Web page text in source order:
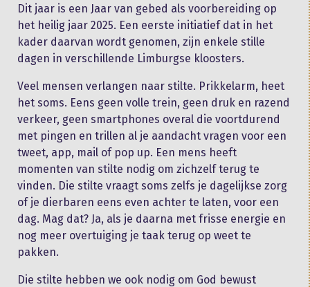
Dit jaar is een Jaar van gebed als voorbereiding op
het heilig jaar 2025. Een eerste initiatief dat in het
kader daarvan wordt genomen, zijn enkele stille
dagen in verschillende Limburgse kloosters.
Veel mensen verlangen naar stilte. Prikkelarm, heet
het soms. Eens geen volle trein, geen druk en razend
verkeer, geen smartphones overal die voortdurend
met pingen en trillen al je aandacht vragen voor een
tweet, app, mail of pop up. Een mens heeft
momenten van stilte nodig om zichzelf terug te
vinden. Die stilte vraagt soms zelfs je dagelijkse zorg
of je dierbaren eens even achter te laten, voor een
dag. Mag dat? Ja, als je daarna met frisse energie en
nog meer overtuiging je taak terug op weet te
pakken.
Die stilte hebben we ook nodig om God bewust